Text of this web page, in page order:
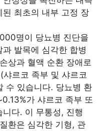
최초의 내부 고정 장
명이 당뇨병 진단을
발목에 심각한 합병
상과 혈액 순환 장애로
르코 족부 및 샤르코
수 있습니다. 당뇨병 환
가 샤르코 족부 또
다. 이 무통성, 진행
환은 심각한 기형, 관